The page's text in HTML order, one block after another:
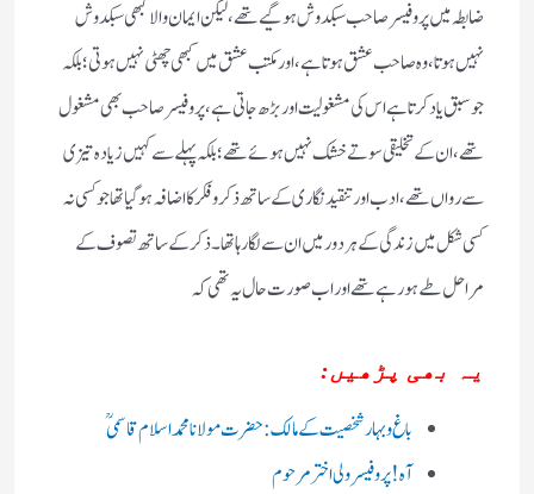
ضابطہ میں پروفیسر صاحب سبکدوش ہوگیے تھے ، لیکن ایمان والا کبھی سبکدوش
نہیں ہوتا ، وہ صاحب عشق ہوتا ہے ، اور مکتب عشق میں کبھی چھٹی نہیں ہوتی؛ بلکہ
جو سبق یاد کرتا ہے اس کی مشغولیت اور بڑھ جاتی ہے ، پروفیسر صاحب بھی مشغول
تھے، ان کے تخلیقی سوتے خشک نہیں ہوئے تھے ؛بلکہ پہلے سے کہیں زیادہ تیزی
سے رواں تھے ، ادب اور تنقید نگاری کے ساتھ ذکر وفکر کا اضافہ ہو گیا تھا جو کسی نہ
کسی شکل میں زندگی کے ہر دور میں ان سے لگا رہا تھا۔ ذکر کے ساتھ تصوف کے
مراحل طے ہو رہے تھے اور اب صورت حال یہ تھی کہ
یہ بھی پڑھیں:
باغ وبہار شخصیت کے مالک: حضرت مولانا محمد اسلام قاسمی ؒ
آہ! پروفیسر ولی اختر مرحوم